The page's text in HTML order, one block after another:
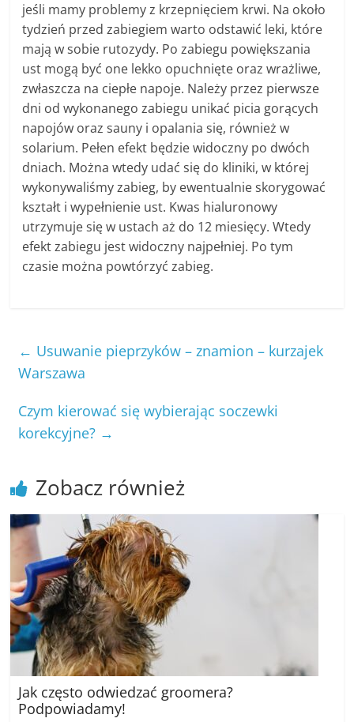
jeśli mamy problemy z krzepnięciem krwi. Na około
tydzień przed zabiegiem warto odstawić leki, które
mają w sobie rutozydy. Po zabiegu powiększania
ust mogą być one lekko opuchnięte oraz wrażliwe,
zwłaszcza na ciepłe napoje. Należy przez pierwsze
dni od wykonanego zabiegu unikać picia gorących
napojów oraz sauny i opalania się, również w
solarium. Pełen efekt będzie widoczny po dwóch
dniach. Można wtedy udać się do kliniki, w której
wykonywaliśmy zabieg, by ewentualnie skorygować
kształt i wypełnienie ust. Kwas hialuronowy
utrzymuje się w ustach aż do 12 miesięcy. Wtedy
efekt zabiegu jest widoczny najpełniej. Po tym
czasie można powtórzyć zabieg.
← Usuwanie pieprzyków – znamion – kurzajek
Warszawa
Czym kierować się wybierając soczewki
korekcyjne? →
Zobacz również
Jak często odwiedzać groomera?
Podpowiadamy!